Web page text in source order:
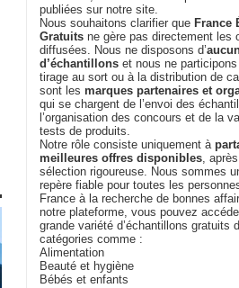
publiées sur notre site.
Nous souhaitons clarifier que France
Gratuits ne gère pas directement les
diffusées. Nous ne disposons d’
d’échantillons et nous ne
tirage au sort ou à la distribution de
sont les marques partenaires et
qui se chargent de l’envoi des
l’organisation des concours et de la
tests de produits.
Notre rôle consiste uniquement à
meilleures offres disponibles,
sélection rigoureuse. Nous sommes
repère fiable pour toutes les
France à la recherche de bonnes
notre plateforme, vous pouvez
grande variété d’échantillons gratuits
catégories comme :
Alimentation
Beauté et hygiène
Bébés et enfants